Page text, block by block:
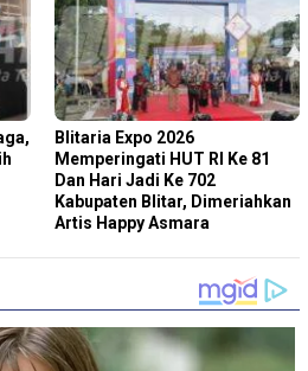
Blitaria Expo 2026
Memperingati HUT RI Ke 81
Dan Hari Jadi Ke 702
Kabupaten Blitar, Dimeriahkan
Artis Happy Asmara